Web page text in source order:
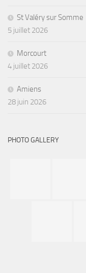
St Valéry sur Somme
5 juillet 2026
Morcourt
4 juillet 2026
Amiens
28 juin 2026
PHOTO GALLERY